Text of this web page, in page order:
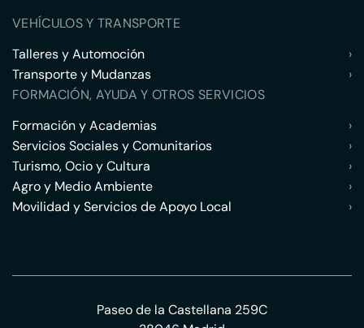
VEHÍCULOS Y TRANSPORTE
Talleres y Automoción
›
Transporte y Mudanzas
›
FORMACIÓN, AYUDA Y OTROS SERVICIOS
Formación y Academias
›
Servicios Sociales y Comunitarios
›
Turismo, Ocio y Cultura
›
Agro y Medio Ambiente
›
Movilidad y Servicios de Apoyo Local
›
Paseo de la Castellana 259C